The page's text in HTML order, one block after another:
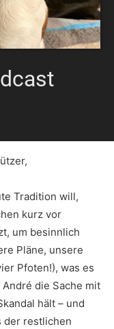
Tradition will,
kurz vor
um besinnlich
Pläne, unsere
Pfoten!), was es
die Sache mit
hält – und
der restlichen